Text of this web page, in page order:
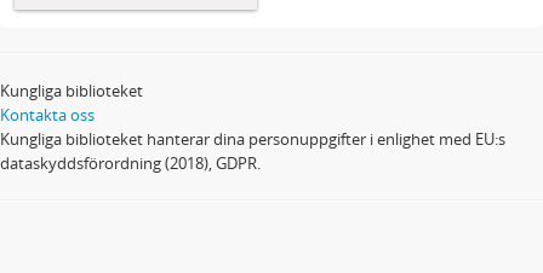
Kungliga biblioteket
Kontakta oss
Kungliga biblioteket hanterar dina personuppgifter i enlighet med EU:s
dataskyddsförordning (2018), GDPR.